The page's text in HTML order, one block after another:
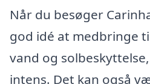
Når du besøger
god idé at medbringe
vand og
intens. Det kan også